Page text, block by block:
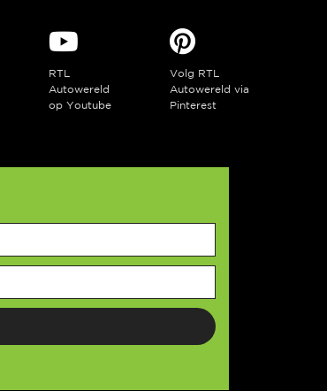
RTL
Autowereld
op Youtube
Volg RTL
Autowereld via
Pinterest